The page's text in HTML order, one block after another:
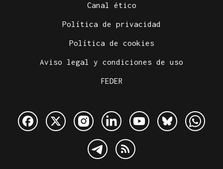
Canal ético
Política de privacidad
Política de cookies
Aviso legal y condiciones de uso
FEDER